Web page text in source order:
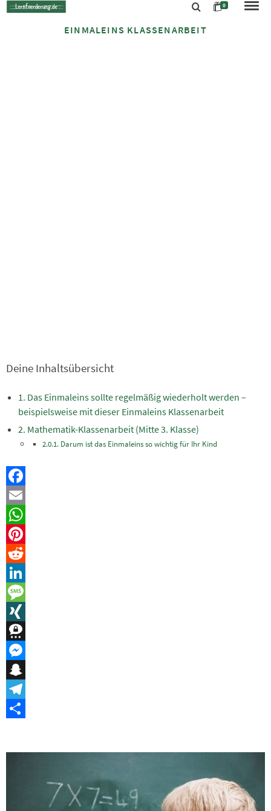
0
EINMALEINS KLASSENARBEIT
Deine Inhaltsübersicht
Das Einmaleins sollte regelmäßig wiederholt werden –
beispielsweise mit dieser Einmaleins Klassenarbeit
Mathematik-Klassenarbeit (Mitte 3. Klasse)
Darum ist das Einmaleins so wichtig für Ihr Kind
Facebook
Email
WhatsApp
Pinterest
Reddit
LinkedIn
Message
XING
Threema
Messenger
Snapchat
Telegram